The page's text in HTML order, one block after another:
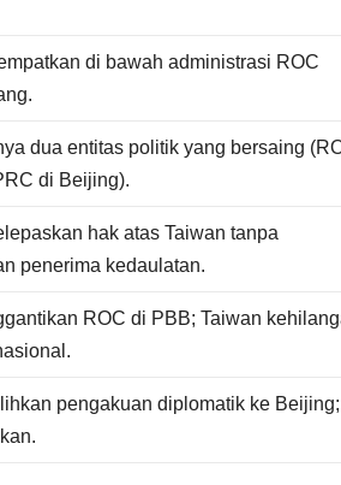
di bawah administrasi ROC
dua entitas politik yang bersaing
di Beijing).
hak atas Taiwan tanpa
penerima kedaulatan.
ROC di PBB; Taiwan
pengakuan diplomatik ke Beijing;